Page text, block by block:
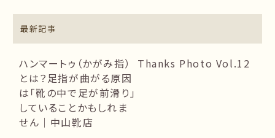
最新記事
ハンマートゥ（かがみ指）
とは？足指が曲がる原因
は「靴の中で足が前滑り」
していることかもしれま
せん｜中山靴店
Thanks Photo Vol.12